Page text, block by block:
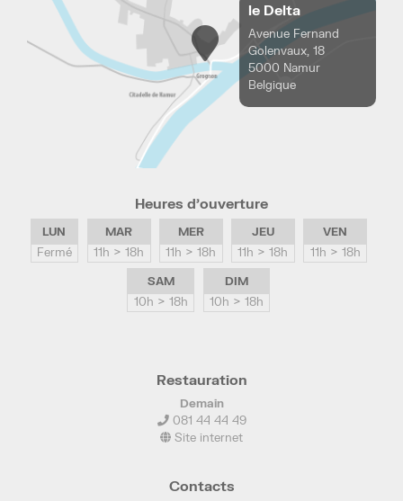
le Delta
Avenue Fernand
Golenvaux, 18
5000 Namur
Belgique
Heures d’ouverture
LUN
Fermé
MAR
11h > 18h
MER
11h > 18h
JEU
11h > 18h
VEN
11h > 18h
SAM
10h > 18h
DIM
10h > 18h
Restauration
Demain
081 44 44 49
Site internet
Contacts